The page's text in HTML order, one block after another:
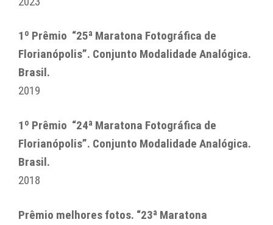
1º Prêmio “25ª Maratona Fotográfica de
Florianópolis”​. Conjunto Modalidade Analógica.
Brasil.
2019
1º Prêmio “24ª Maratona Fotográfica de
Florianópolis”​. Conjunto Modalidade Analógica.
Brasil.
2018
Prêmio melhores fotos. “23ª Maratona